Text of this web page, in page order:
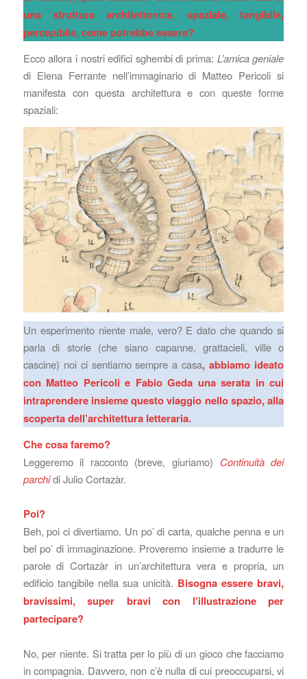
una struttura architettonica, spaziale, tangibile,
percepibile, come potrebbe essere?
Ecco allora i nostri edifici sghembi di prima: L’amica geniale
di Elena Ferrante nell’immaginario di Matteo Pericoli si
manifesta con questa architettura e con queste forme
spaziali:
Un esperimento niente male, vero? E dato che quando si
parla di storie (che siano capanne, grattacieli, ville o
cascine) noi ci sentiamo sempre a casa, abbiamo ideato
con Matteo Pericoli e Fabio Geda una serata in cui
intraprendere insieme questo viaggio nello spazio, alla
scoperta dell’architettura letteraria.
Che cosa faremo?
Leggeremo il racconto (breve, giuriamo) Continuità dei
parchidi Julio Cortazàr.
Poi?
Beh, poi ci divertiamo. Un po’ di carta, qualche penna e un
bel po’ di immaginazione. Proveremo insieme a tradurre le
parole di Cortazàr in un’architettura vera e propria, un
edificio tangibile nella sua unicità. Bisogna essere bravi,
bravissimi, super bravi con l’illustrazione per
partecipare?
No, per niente. Si tratta per lo più di un gioco che facciamo
in compagnia. Davvero, non c’è nulla di cui preoccuparsi, vi